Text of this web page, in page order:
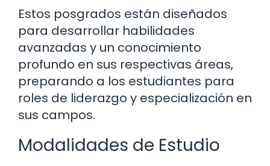
Estos posgrados están diseñados
para desarrollar habilidades
avanzadas y un conocimiento
profundo en sus respectivas áreas,
preparando a los estudiantes para
roles de liderazgo y especialización en
sus campos.
Modalidades de Estudio